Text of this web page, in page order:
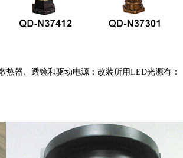
、透镜和驱动电源；改装所用LED光源有：